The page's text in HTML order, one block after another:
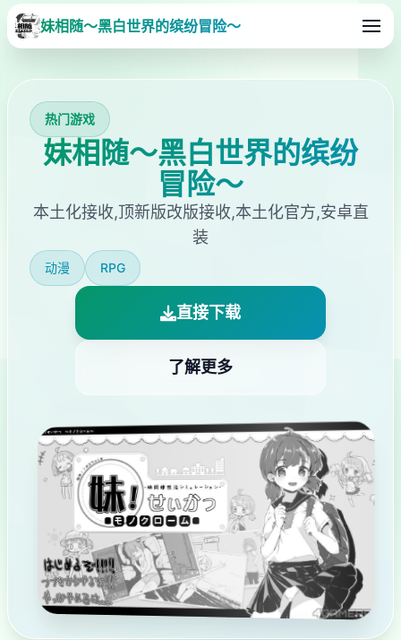
妹相随～黑白世界的缤纷冒险～
热门游戏
妹相随～黑白世界的缤纷
冒险～
本土化接收,顶新版改版接收,本土化官方,安卓直
装
动漫 RPG
直接下载
了解更多